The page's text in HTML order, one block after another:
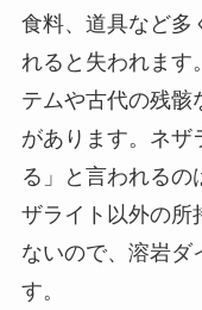
食料、道具など多
れると失われます
テムや古代の残骸
があります。ネザ
る」と言われるの
ザライト以外の所
ないので、溶岩ダ
す。